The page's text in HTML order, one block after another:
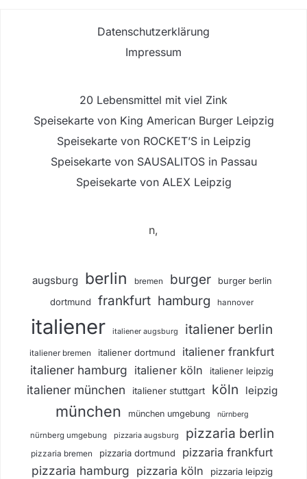
Datenschutzerklärung
Impressum
20 Lebensmittel mit viel Zink
Speisekarte von King American Burger Leipzig
Speisekarte von ROCKET’S in Leipzig
Speisekarte von SAUSALITOS in Passau
Speisekarte von ALEX Leipzig
n,
augsburg berlin bremen burger burger berlin
dortmund frankfurt hamburg hannover
italiener italiener augsburg italiener berlin
italiener bremen italiener dortmund italiener frankfurt
italiener hamburg italiener köln italiener leipzig
italiener münchen italiener stuttgart köln leipzig
münchen münchen umgebung nürnberg
nürnberg umgebung pizzaria augsburg pizzaria berlin
pizzaria bremen pizzaria dortmund pizzaria frankfurt
pizzaria hamburg pizzaria köln pizzaria leipzig